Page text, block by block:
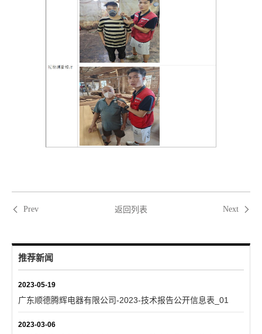
Prev 返回列表 Next
推荐新闻
2023-05-19
广东顺德腾辉电器有限公司-2023-技术报告公开信息表_01
2023-03-06